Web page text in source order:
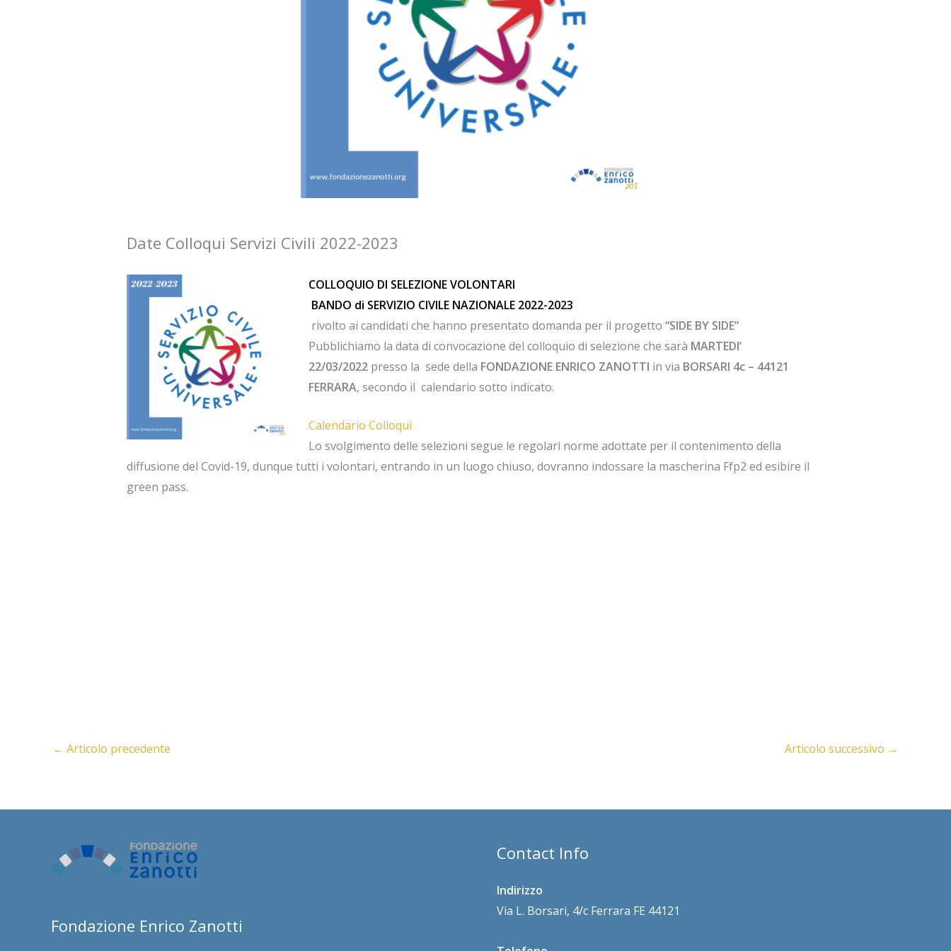
Date Colloqui Servizi Civili 2022-2023
COLLOQUIO DI SELEZIONE VOLONTARI
BANDO di SERVIZIO CIVILE NAZIONALE 2022-2023
rivolto ai candidati che hanno presentato domanda per il progetto “SIDE BY SIDE”
Pubblichiamo la data di convocazione del colloquio di selezione che sarà MARTEDI’
22/03/2022presso la sede della FONDAZIONE ENRICO ZANOTTI in via BORSARI 4c – 44121
FERRARA, secondo il calendario sotto indicato.
Calendario Colloqui
Lo svolgimento delle selezioni segue le regolari norme adottate per il contenimento della
diffusione del Covid-19, dunque tutti i volontari, entrando in un luogo chiuso, dovranno indossare la mascherina Ffp2 ed esibire il
green pass.
← Articolo precedente Articolo successivo →
Fondazione Enrico Zanotti
Contact Info
Indirizzo
Via L. Borsari, 4/c Ferrara FE 44121